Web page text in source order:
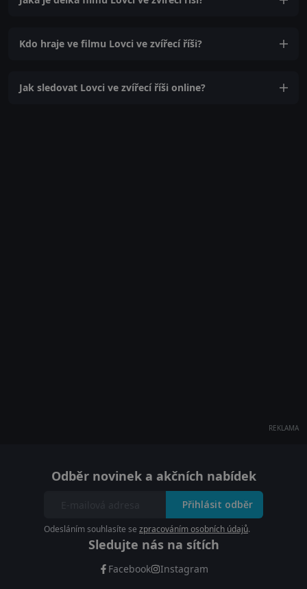
Kdo hraje ve filmu Lovci ve zvířecí říši?
Jak sledovat Lovci ve zvířecí říši online?
REKLAMA
Odběr novinek a akčních nabídek
Přihlásit odběr
Odesláním souhlasíte se zpracováním osobních údajů.
Sledujte nás na sítích
Facebook Instagram